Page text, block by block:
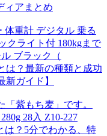
ィアまとめ
重計 デジタル 乗る
クライト付 180kgまで
ブラック（
は？最新の種類と成功
新ガイド】
紫もち麦」です。
28入 Z10-227
は？5分でわかる、特